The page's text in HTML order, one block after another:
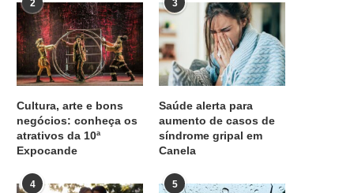
2
Cultura, arte e bons
negócios: conheça os
atrativos da 10ª
Expocande
3
Saúde alerta para
aumento de casos de
síndrome gripal em
Canela
4 5